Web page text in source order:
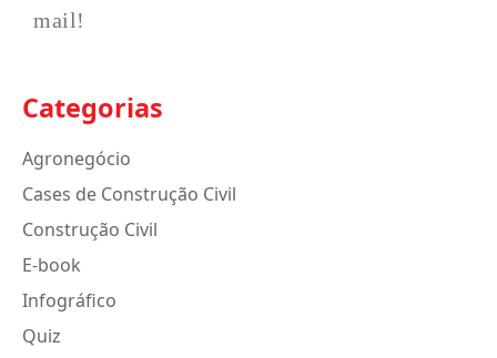
mail!
Categorias
Agronegócio
Cases de Construção Civil
Construção Civil
E-book
Infográfico
Quiz